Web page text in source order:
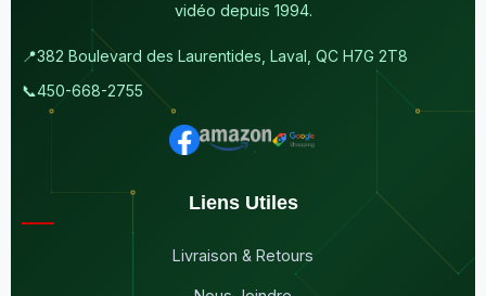
vidéo depuis 1994.
📍382 Boulevard des Laurentides, Laval, QC H7G 2T8
📞450-668-2755
Liens Utiles
Livraison & Retours